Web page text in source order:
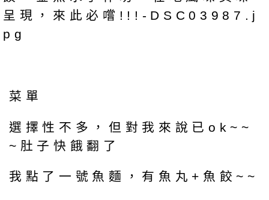
菜單
選擇性不多，但對我來說已ok~~
~肚子快餓翻了
我點了一號魚麵，有魚丸+魚餃~~